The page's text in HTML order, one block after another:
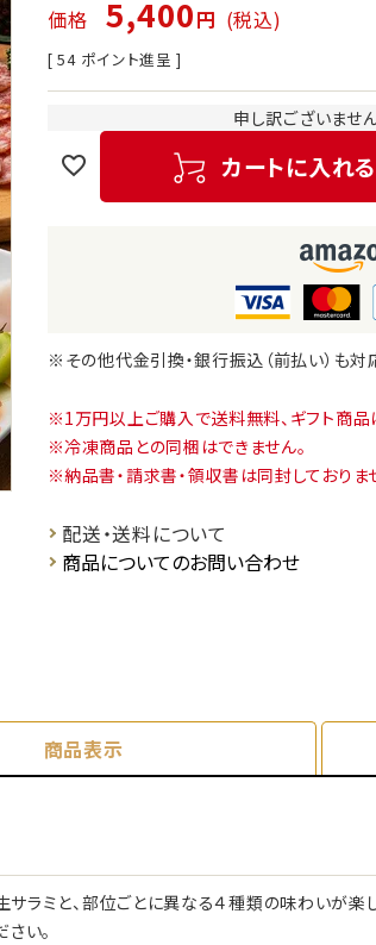
価格 5,400 税込
[ 54 ポイント進呈 ]
申し訳ございませ
カートに入れる
※その他代金引換・銀行振込（前払い）も対
1万円以上ご購入で送料無料、ギフト商品
冷凍商品との同梱はできません。
納品書・請求書・領収書は同封しておりま
配送・送料について
商品についてのお問い合わせ
商品表示
ラミと、部位ごとに異なる４種類の味わいが
い。